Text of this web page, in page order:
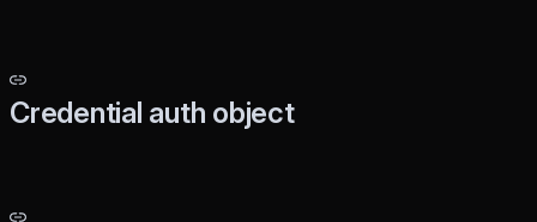
Credential auth object